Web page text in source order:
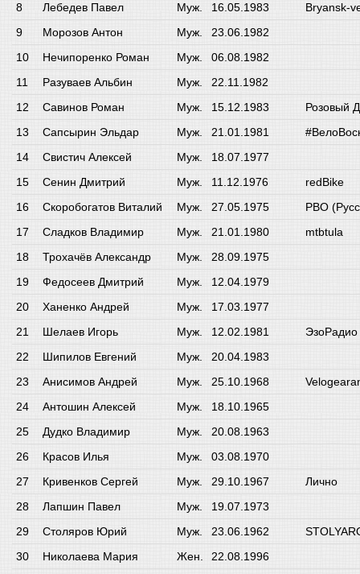
Лебедев Павел
Муж. 16.05.1983
Bryansk-
Морозов Антон
Муж.
23.06.1982
Нечипоренко Роман
Муж.
06.08.1982
Разуваев Альбин
Муж.
22.11.1982
Савинов Роман
Муж. 15.12.1983
Розовый
Сапсырин Эльдар
Муж. 21.01.1981
Свистич Алексей
Муж.
18.07.1977
Сенин Дмитрий
Муж. 11.12.1976
redBike
Скоробогатов Виталий
Муж. 27.05.1975
РВО
Сладков Владимир
Муж. 21.01.1980
mtbtula
Трохачёв Александр
Муж.
28.09.1975
Федосеев Дмитрий
Муж.
12.04.1979
Ханенко Андрей
Муж.
17.03.1977
Шелаев Игорь
Муж. 12.02.1981
ЭзоРадио
Шипилов Евгений
Муж.
20.04.1983
Анисимов Андрей
Муж. 25.10.1968
Антошин Алексей
Муж.
18.10.1965
Дудко Владимир
Муж.
20.08.1963
Красов Илья
Муж.
03.08.1970
Кривенков Сергей
Муж. 29.10.1967
Лично
Лапшин Павел
Муж.
19.07.1973
Столяров Юрий
Муж. 23.06.1962
Николаева Мария
Жен.
22.08.1996